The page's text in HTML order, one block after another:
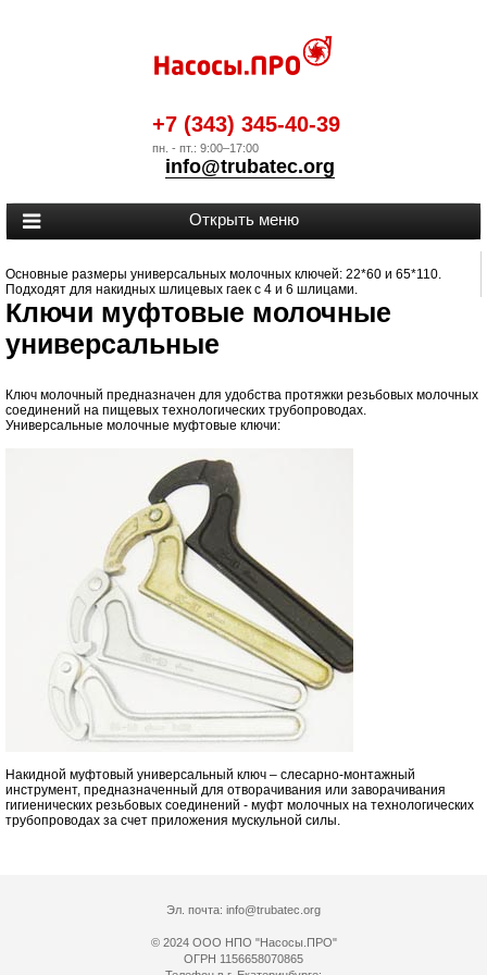
+7 (343) 345-40-39
пн. - пт.: 9:00–17:00
info@trubatec.org
Основные размеры универсальных молочных ключей: 22*60 и 65*110.
Подходят для накидных шлицевых гаек с 4 и 6 шлицами.
Ключи муфтовые молочные
универсальные
Ключ молочный предназначен для удобства протяжки резьбовых молочных
соединений на пищевых технологических трубопроводах.
Универсальные молочные муфтовые ключи:
Накидной муфтовый универсальный ключ – слесарно-монтажный
инструмент, предназначенный для отворачивания или заворачивания
гигиенических резьбовых соединений - муфт молочных на технологических
трубопроводах за счет приложения мускульной силы.
Эл. почта: info@trubatec.org
© 2024 ООО НПО "Насосы.ПРО"
ОГРН 1156658070865